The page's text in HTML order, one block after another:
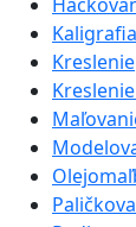
Kaligrafia
Kreslenie